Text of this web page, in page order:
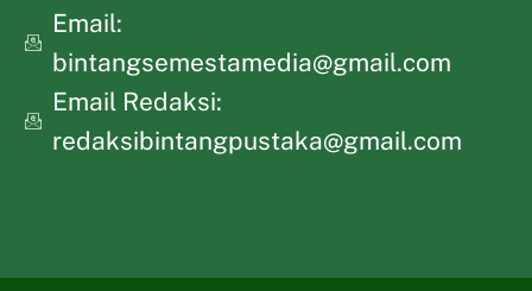
Email:
bintangsemestamedia@gmail.com
Email Redaksi:
redaksibintangpustaka@gmail.com